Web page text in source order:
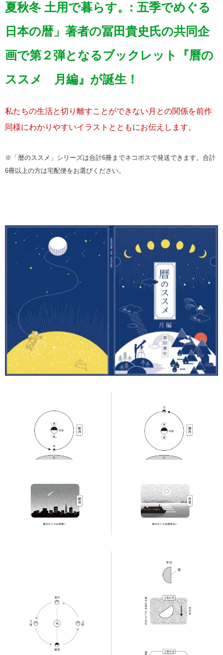
夏秋冬 土用で暮らす。: 五季でめぐる
日本の暦」著者の冨田貴史氏の共同企
画で第２弾となるブックレット『曆の
ススメ 月編』が誕生！
私たちの生活と切り離すことができない月との関係を前作
同様にわかりやすいイラストとともにお伝えします。
※「暦のススメ」シリーズは合計6冊までネコポスで発送できます。合計
6冊以上の方は宅配便をお選びください。